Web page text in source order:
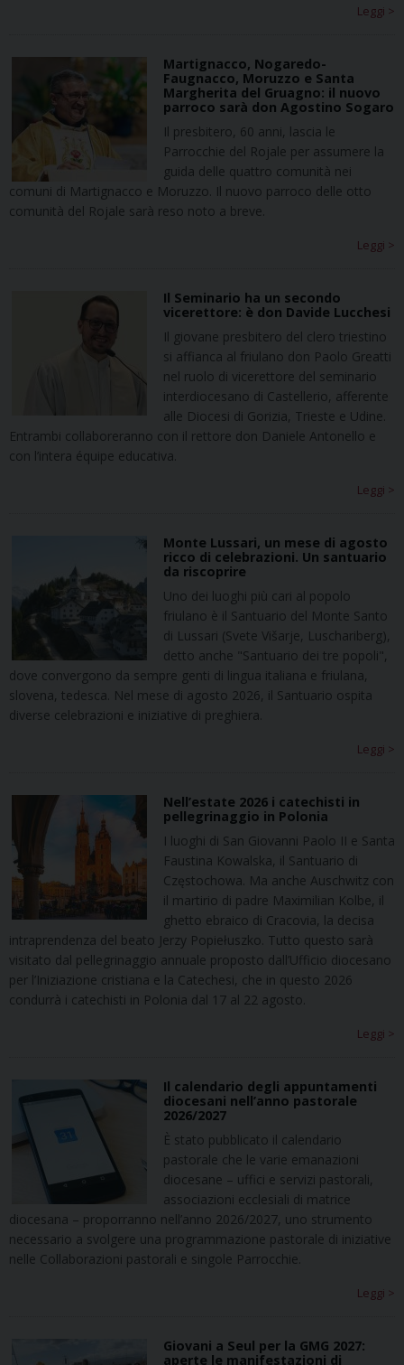
Leggi >
Martignacco, Nogaredo-
Faugnacco, Moruzzo e Santa
Margherita del Gruagno: il nuovo
parroco sarà don Agostino Sogaro
Il presbitero, 60 anni, lascia le
Parrocchie del Rojale per assumere la
guida delle quattro comunità nei
comuni di Martignacco e Moruzzo. Il nuovo parroco delle otto
comunità del Rojale sarà reso noto a breve.
Leggi >
Il Seminario ha un secondo
vicerettore: è don Davide Lucchesi
Il giovane presbitero del clero triestino
si affianca al friulano don Paolo Greatti
nel ruolo di vicerettore del seminario
interdiocesano di Castellerio, afferente
alle Diocesi di Gorizia, Trieste e Udine.
Entrambi collaboreranno con il rettore don Daniele Antonello e
con l’intera équipe educativa.
Leggi >
Monte Lussari, un mese di agosto
ricco di celebrazioni. Un santuario
da riscoprire
Uno dei luoghi più cari al popolo
friulano è il Santuario del Monte Santo
di Lussari (Svete Višarje, Luschariberg),
detto anche "Santuario dei tre popoli",
dove convergono da sempre genti di lingua italiana e friulana,
slovena, tedesca. Nel mese di agosto 2026, il Santuario ospita
diverse celebrazioni e iniziative di preghiera.
Leggi >
Nell’estate 2026 i catechisti in
pellegrinaggio in Polonia
I luoghi di San Giovanni Paolo II e Santa
Faustina Kowalska, il Santuario di
Częstochowa. Ma anche Auschwitz con
il martirio di padre Maximilian Kolbe, il
ghetto ebraico di Cracovia, la decisa
intraprendenza del beato Jerzy Popiełuszko. Tutto questo sarà
visitato dal pellegrinaggio annuale proposto dall’Ufficio diocesano
per l’Iniziazione cristiana e la Catechesi, che in questo 2026
condurrà i catechisti in Polonia dal 17 al 22 agosto.
Leggi >
Il calendario degli appuntamenti
diocesani nell’anno pastorale
2026/2027
È stato pubblicato il calendario
pastorale che le varie emanazioni
diocesane – uffici e servizi pastorali,
associazioni ecclesiali di matrice
diocesana – proporranno nell’anno 2026/2027, uno strumento
necessario a svolgere una programmazione pastorale di iniziative
nelle Collaborazioni pastorali e singole Parrocchie.
Leggi >
Giovani a Seul per la GMG 2027:
aperte le manifestazioni di